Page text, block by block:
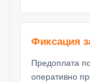
Фиксация
Предоплата
оперативно